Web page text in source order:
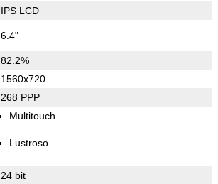
IPS LCD
6.4"
82.2%
1560x720
268 PPP
Multitouch
Lustroso
24 bit